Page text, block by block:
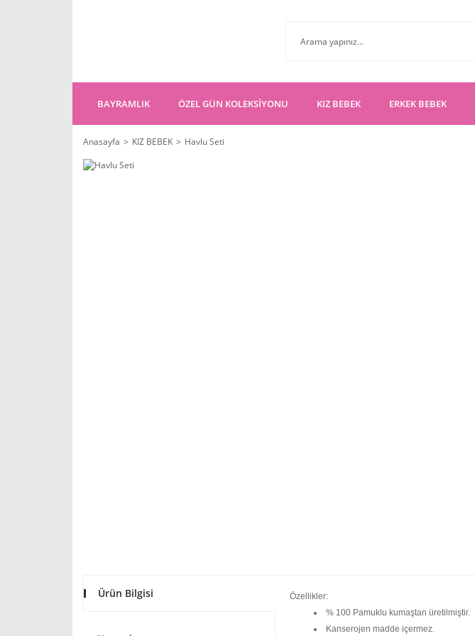
BAYRAMLIK ÖZEL GÜN KOLEKSİYONU KIZ BEBEK ERKEK BEBEK
Anasayfa KIZ BEBEK
Havlu Seti
Ürün Bilgisi
Özellikler:
% 100 Pamuklu kumaştan üretilmiştir.
Kanserojen madde içermez.